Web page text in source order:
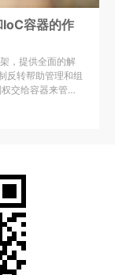
容器的作
，提供全面的解
反转帮助管理和组
交给容器来管